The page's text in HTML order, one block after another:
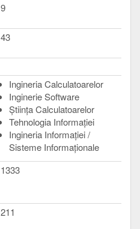
9
43
Ingineria Calculatoarelor
Inginerie Software
Ştiinţa Calculatoarelor
Tehnologia Informaţiei
Ingineria Informaţiei /
Sisteme Informaţionale
1333
211